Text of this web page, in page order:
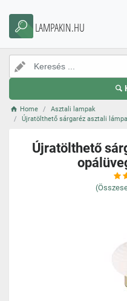
LAMPAKIN.HU
Home
Asztali lampak
Újratölthető sárgaréz asztali
Újratölthető